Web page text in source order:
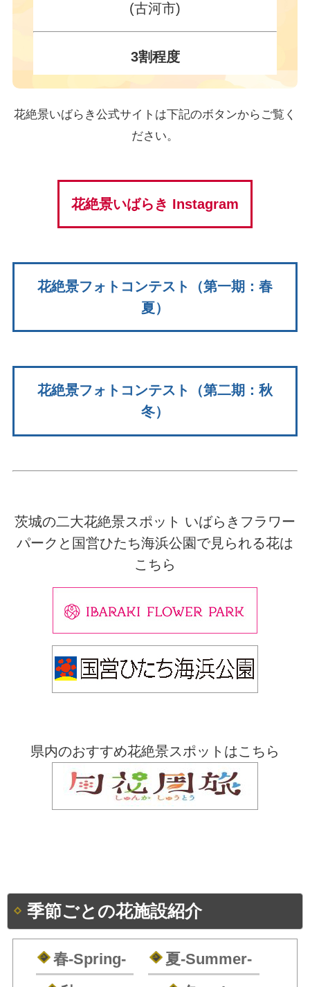
(古河市)
3割程度
花絶景いばらき公式サイトは下記のボタンからご覧く
ださい。
花絶景いばらき Instagram
花絶景フォトコンテスト（第一期：春
夏）
花絶景フォトコンテスト（第二期：秋
冬）
茨城の二大花絶景スポット いばらきフラワー
パークと国営ひたち海浜公園で見られる花は
こちら
県内のおすすめ花絶景スポットはこちら
季節ごとの花施設紹介
春-Spring- 夏-Summer-